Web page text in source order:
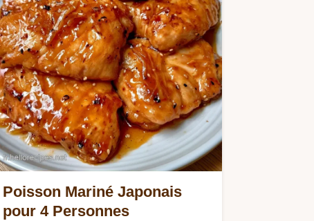
Poisson Mariné Japonais
pour 4 Personnes